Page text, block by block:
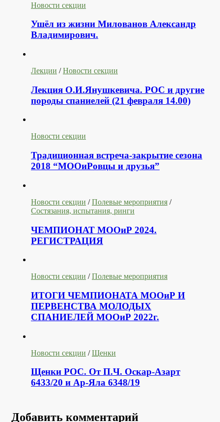
Новости секции
Ушёл из жизни Милованов Александр
Владимирович.
Лекции /Новости секции
Лекция О.И.Янушкевича. РОС и другие
породы спаниелей (21 февраля 14.00)
Новости секции
Традиционная встреча-закрытие сезона
2018 “МООиРовцы и друзья”
Новости секции /Полевые мероприятия /
Состязания, испытания, ринги
ЧЕМПИОНАТ МООиР 2024.
РЕГИСТРАЦИЯ
Новости секции /Полевые мероприятия
ИТОГИ ЧЕМПИОНАТА МООиР И
ПЕРВЕНСТВА МОЛОДЫХ
СПАНИЕЛЕЙ МООиР 2022г.
Новости секции /Щенки
Щенки РОС. От П.Ч. Оскар-Азарт
6433/20 и Ар-Яла 6348/19
Добавить комментарий